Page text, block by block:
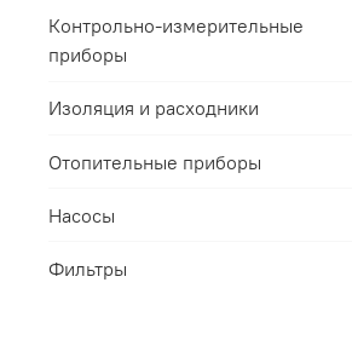
Контрольно-измерительные
приборы
Изоляция и расходники
Отопительные приборы
Насосы
Фильтры